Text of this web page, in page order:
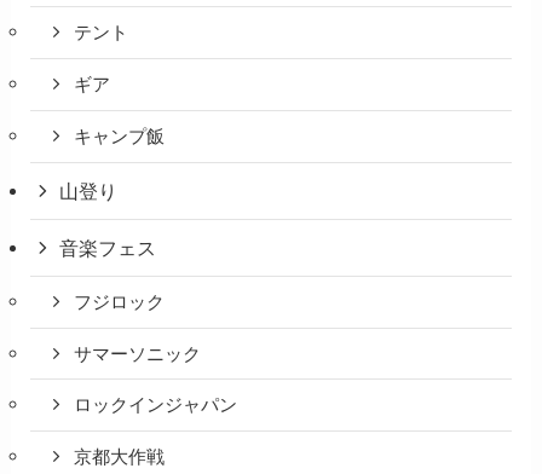
テント
ギア
キャンプ飯
山登り
音楽フェス
フジロック
サマーソニック
ロックインジャパン
京都大作戦